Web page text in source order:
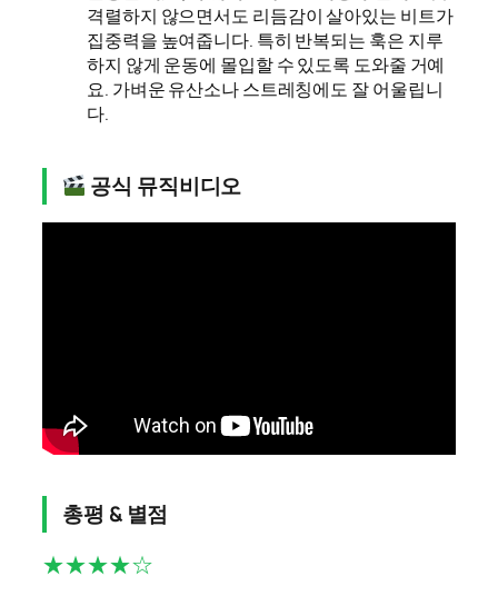
격렬하지 않으면서도 리듬감이 살아있는 비트가
집중력을 높여줍니다. 특히 반복되는 훅은 지루
하지 않게 운동에 몰입할 수 있도록 도와줄 거예
요. 가벼운 유산소나 스트레칭에도 잘 어울립니
다.
공식 뮤직비디오
총평 & 별점
★★★★☆